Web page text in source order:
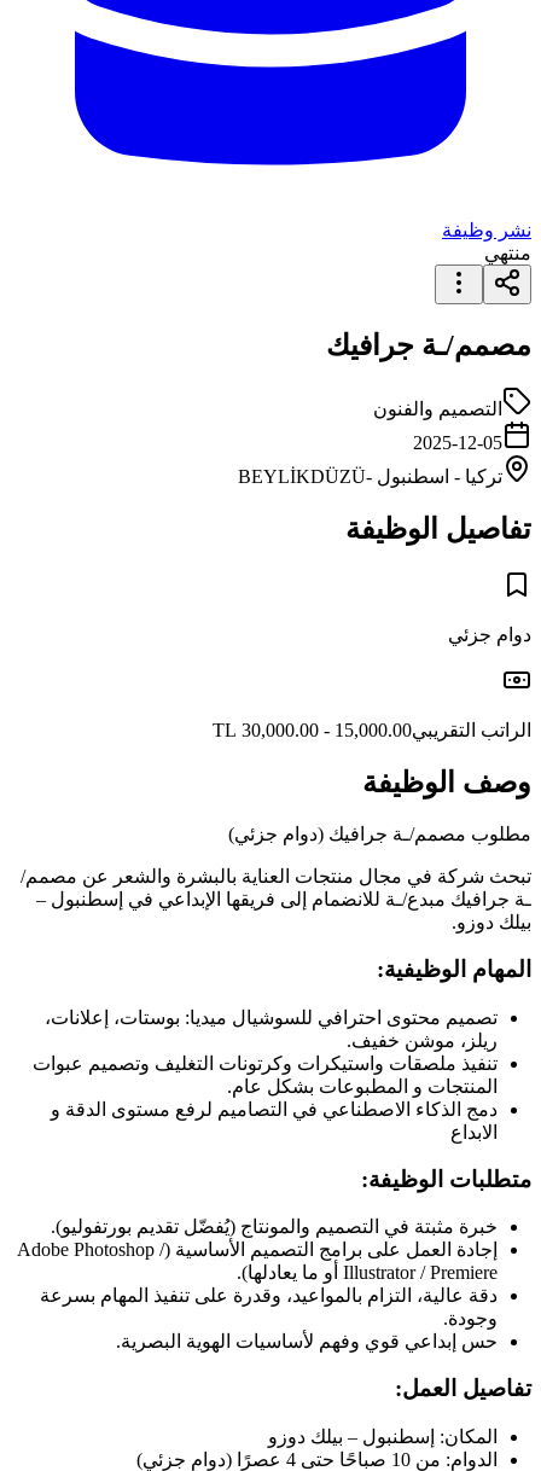
نشر وظيفة
منتهي
مصمم/ـة جرافيك
التصميم والفنون
2025-12-05
تركيا - اسطنبول -BEYLİKDÜZÜ
تفاصيل الوظيفة
دوام جزئي
الراتب التقريبي15,000.00 - 30,000.00 TL
وصف الوظيفة
مطلوب مصمم/ـة جرافيك (دوام جزئي)
تبحث شركة في مجال منتجات العناية بالبشرة والشعر عن مصمم/
ـة جرافيك مبدع/ـة للانضمام إلى فريقها الإبداعي في إسطنبول –
بيلك دوزو.
المهام الوظيفية:
تصميم محتوى احترافي للسوشيال ميديا: بوستات، إعلانات،
ريلز، موشن خفيف.
تنفيذ ملصقات واستيكرات وكرتونات التغليف وتصميم عبوات
المنتجات و المطبوعات بشكل عام.
دمج الذكاء الاصطناعي في التصاميم لرفع مستوى الدقة و
الابداع
متطلبات الوظيفة:
خبرة مثبتة في التصميم والمونتاج (يُفضّل تقديم بورتفوليو).
إجادة العمل على برامج التصميم الأساسية (Adobe Photoshop /
Illustrator / Premiere أو ما يعادلها).
دقة عالية، التزام بالمواعيد، وقدرة على تنفيذ المهام بسرعة
وجودة.
حس إبداعي قوي وفهم لأساسيات الهوية البصرية.
تفاصيل العمل:
المكان: إسطنبول – بيلك دوزو
الدوام: من 10 صباحًا حتى 4 عصرًا (دوام جزئي)